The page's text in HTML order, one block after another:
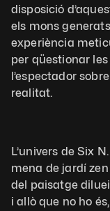
disposició
els mons
experiència
per qüestionar
l’espectador
realitat.
L’univers de Six
mena de jardí
del paisatge
i allò que no ho